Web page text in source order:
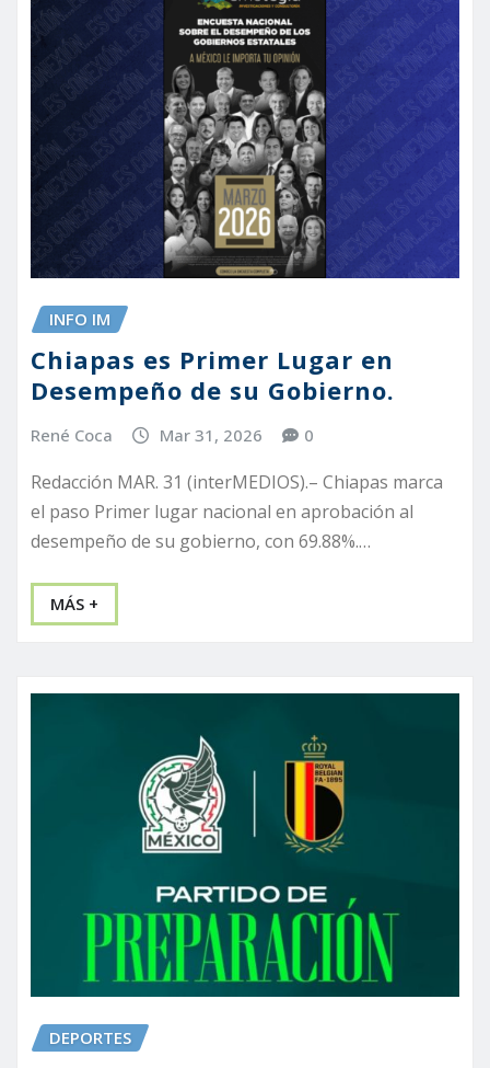
INFO IM
Chiapas es Primer Lugar en
Desempeño de su Gobierno.
René Coca Mar 31, 2026 0
Redacción MAR. 31 (interMEDIOS).– Chiapas marca
el paso Primer lugar nacional en aprobación al
desempeño de su gobierno, con 69.88%.…
MÁS +
DEPORTES